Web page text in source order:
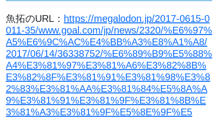
魚拓のURL： https://megalodon.jp/2017-0615-0
011-35/www.goal.com/jp/news/2320/%E6%97%
A5%E6%9C%AC%E4%BB%A3%E8%A1%A8/
2017/06/14/36338752/%E6%89%B9%E5%88%
A4%E3%81%97%E3%81%A6%E3%82%8B%
E3%82%8F%E3%81%91%E3%81%98%E3%8
2%83%E3%81%AA%E3%81%84%E5%8A%A
9%E3%81%91%E3%81%9F%E3%81%8B%E
3%81%A3%E3%81%9F%E5%8E%9F%E5